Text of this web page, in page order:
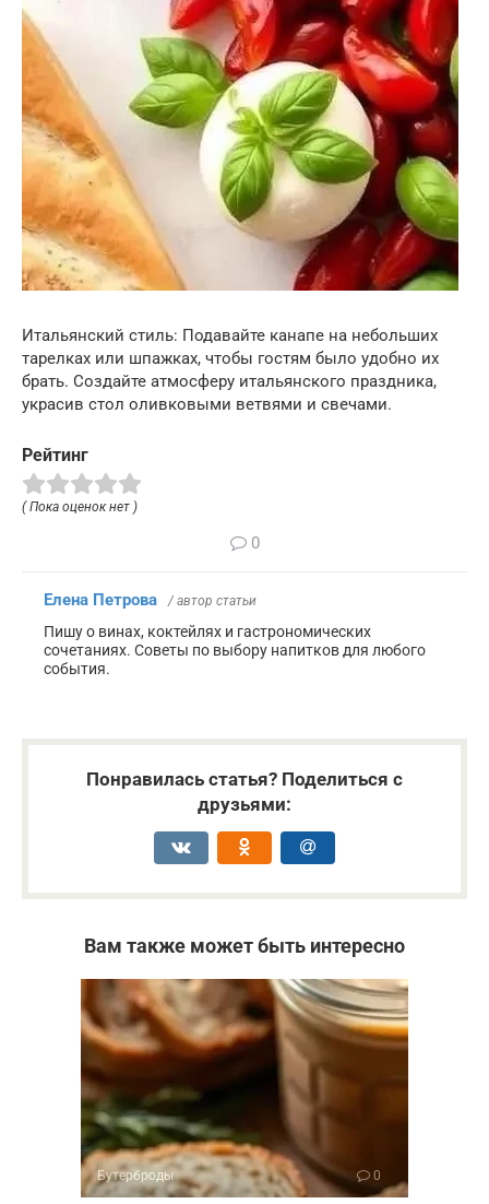
Итальянский стиль: Подавайте канапе на небольших
тарелках или шпажках, чтобы гостям было удобно их
брать. Создайте атмосферу итальянского праздника,
украсив стол оливковыми ветвями и свечами.
Рейтинг
( Пока оценок нет )
0
Елена Петрова / автор статьи
Пишу о винах, коктейлях и гастрономических
сочетаниях. Советы по выбору напитков для любого
события.
Понравилась статья? Поделиться с
друзьями:
Вам также может быть интересно
Бутерброды 0